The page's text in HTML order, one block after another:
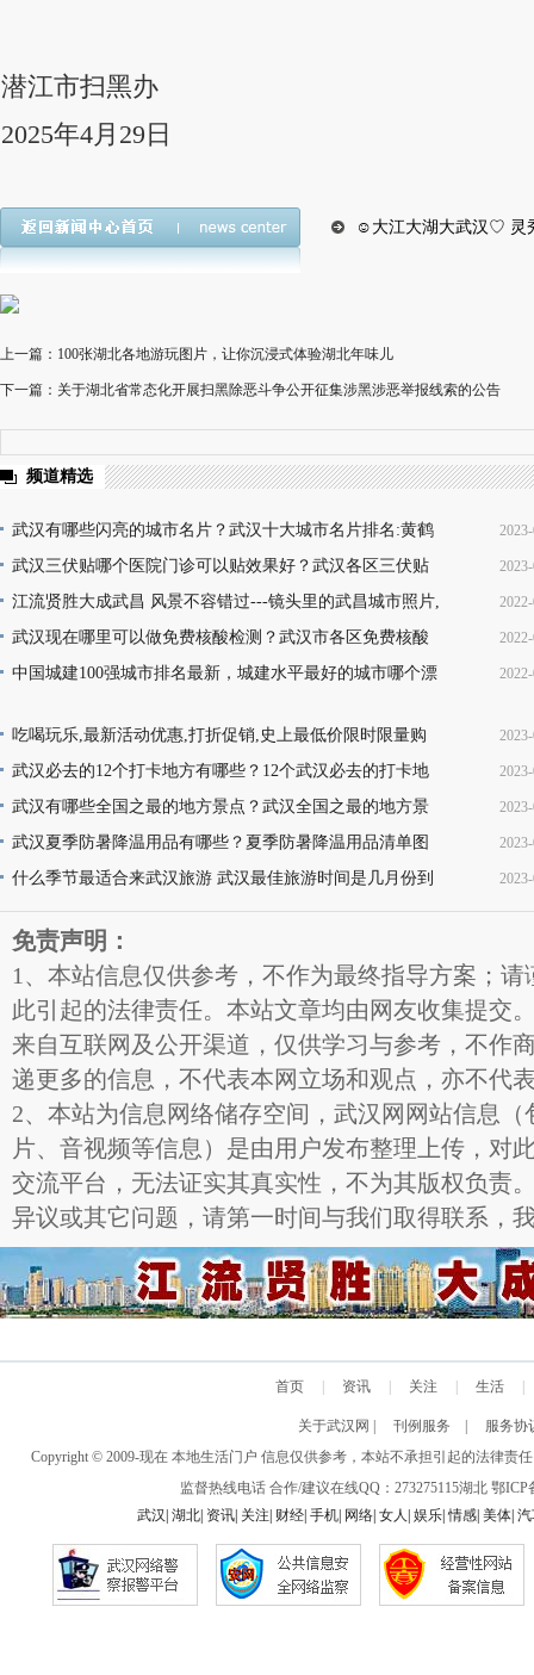
潜江市扫黑办
2025年4月29日
☺大江大湖大武汉♡ 灵
上一篇：100张湖北各地游玩图片，让你沉浸式体验湖北年味儿
下一篇：关于湖北省常态化开展扫黑除恶斗争公开征集涉黑涉恶举报线索的公告
频道精选
武汉有哪些闪亮的城市名片？武汉十大城市名片排名:黄鹤
楼热干面无人不知无人不晓
武汉三伏贴哪个医院门诊可以贴效果好？武汉各区三伏贴
医院门诊名单地址(就诊时间+门诊地点+价格查询+预
江流贤胜大成武昌 风景不容错过---镜头里的武昌城市照片,
韵味十足又充满活力
武汉现在哪里可以做免费核酸检测？武汉市各区免费核酸
检测地点位置咨询电话及时间(部分24小时检测)
中国城建100强城市排名最新，城建水平最好的城市哪个漂
吃喝玩乐,最新活动优惠,打折促销,史上最低价限时限量购
买,天天更新,超省钱,快来抢购!
武汉必去的12个打卡地方有哪些？12个武汉必去的打卡地
地址推荐
武汉有哪些全国之最的地方景点？武汉全国之最的地方景
点名称介绍及图片大全欣赏
武汉夏季防暑降温用品有哪些？夏季防暑降温用品清单图
片
什么季节最适合来武汉旅游 武汉最佳旅游时间是几月份到
几月份
免责声明：
1、本站信息仅供参考，不作为最终指导方案；
此引起的法律责任。本站文章均由网友收集提交
来自互联网及公开渠道，仅供学习与参考，不作
递更多的信息，不代表本网立场和观点，亦不代
2、本站为信息网络储存空间，武汉网网站信息
片、音视频等信息）是由用户发布整理上传，对
交流平台，无法证实其真实性，不为其版权负责
异议或其它问题，请第一时间与我们取得联系，
首页 资讯 关注 生活
关于武汉网 刊例服务
服务协
Copyright © 2009-现在 本地生活门户 信息仅供参考，本站不承担引起的法律
监督热线电话 合作/建议在线QQ：273275115湖北 鄂ICP
武汉 湖北| 资讯| 关注 财经| 手机| 网络| 女人 娱乐|情感| 美体| 汽